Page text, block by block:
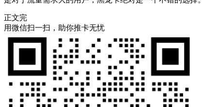
正文完
用微信扫一扫，助你推卡无忧